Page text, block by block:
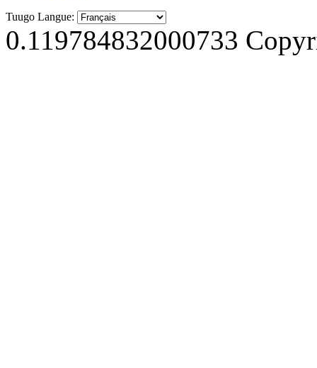
Tuugo Langue:
0.119784832000733